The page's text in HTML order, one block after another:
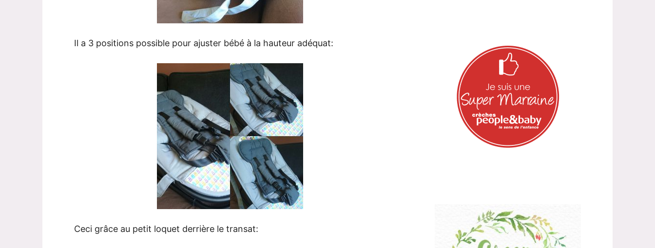
Il a 3 positions possible pour ajuster bébé à la hauteur adéquat:
Ceci grâce au petit loquet derrière le transat: